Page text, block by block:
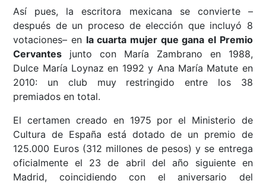
Así pues, la escritora mexicana se convierte –
después de un proceso de elección que incluyó 8
votaciones– en la cuarta mujer que gana el Premio
Cervantes junto con María Zambrano en 1988,
Dulce María Loynaz en 1992 y Ana María Matute en
2010: un club muy restringido entre los 38
premiados en total.
El certamen creado en 1975 por el Ministerio de
Cultura de España está dotado de un premio de
125.000 Euros (312 millones de pesos) y se entrega
oficialmente el 23 de abril del año siguiente en
Madrid, coincidiendo con el aniversario del